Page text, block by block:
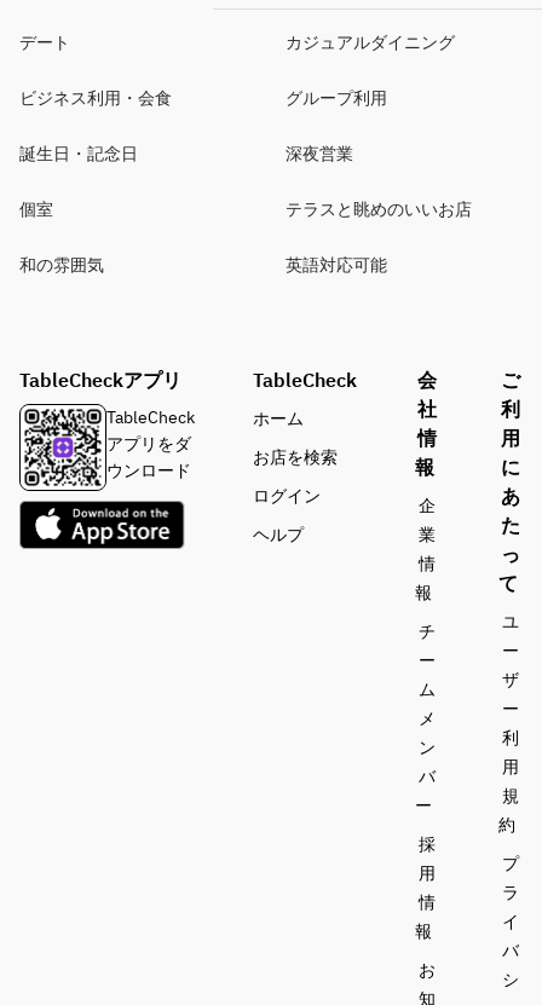
デート カジュアルダイニング
ビジネス利用・会食 グループ利用
誕生日・記念日 深夜営業
個室 テラスと眺めのいいお店
和の雰囲気 英語対応可能
TableCheckアプリ
TableCheck
アプリをダ
ウンロード
TableCheck
ホーム
お店を検索
ログイン
ヘルプ
会
社
情
報
企
業
情
報
チ
ー
ム
メ
ン
バ
ー
採
用
情
報
お
知
ご
利
用
に
あ
た
っ
て
ユ
ー
ザ
ー
利
用
規
約
プ
ラ
イ
バ
シ